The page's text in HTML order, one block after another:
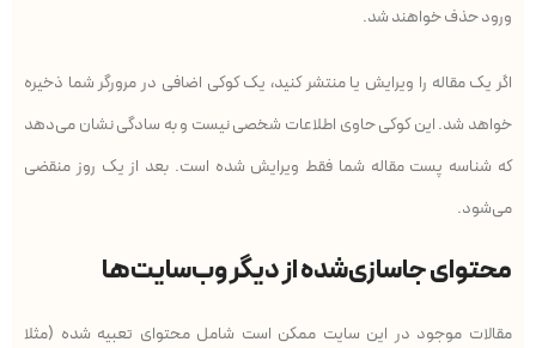
ورود حذف خواهند شد.
اگر یک مقاله را ویرایش یا منتشر کنید، یک کوکی اضافی در مرورگر شما ذخیره
خواهد شد. این کوکی حاوی اطلاعات شخصی نیست و به سادگی نشان می‌دهد
که شناسه پست مقاله شما فقط ویرایش شده است. بعد از یک روز منقضی
می‌شود.
محتوای جاسازی‌شده از دیگر وب‌سایت‌ها
مقالات موجود در این سایت ممکن است شامل محتوای تعبیه شده (مثلا